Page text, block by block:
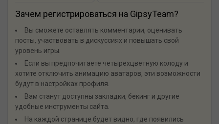
Зачем регистрироваться на GipsyTeam?
Вы сможете оставлять комментарии, оценивать
посты, участвовать в дискуссиях и повышать свой
уровень игры.
Если вы предпочитаете четырехцветную колоду и
хотите отключить анимацию аватаров, эти возможности
будут в настройках профиля.
Вам станут доступны закладки, бекинг и другие
удобные инструменты сайта.
На каждой странице будет видно, где появились